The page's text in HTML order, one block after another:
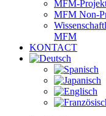
MFM-
MFM Non-
MFM
KONTACT